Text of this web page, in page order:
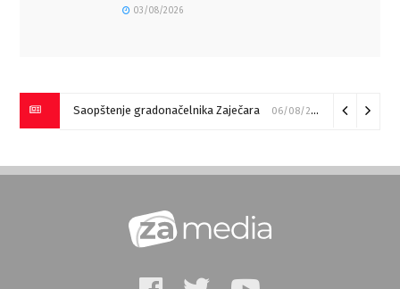
03/08/2026
Požar kod Zagrađa za sada pod kontrolom (VIDEO) 05/08/